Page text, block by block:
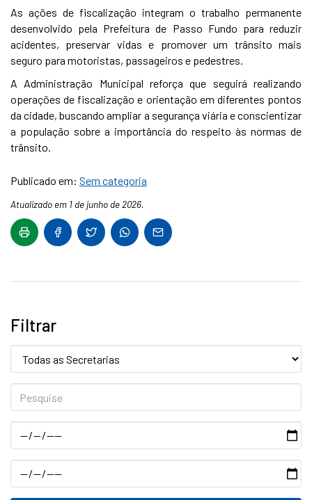
As ações de fiscalização integram o trabalho permanente
desenvolvido pela Prefeitura de Passo Fundo para reduzir
acidentes, preservar vidas e promover um trânsito mais
seguro para motoristas, passageiros e pedestres.
A Administração Municipal reforça que seguirá realizando
operações de fiscalização e orientação em diferentes pontos
da cidade, buscando ampliar a segurança viária e conscientizar
a população sobre a importância do respeito às normas de
trânsito.
Publicado em: Sem categoria
Atualizado em 1 de junho de 2026.
Filtrar
Data
Data